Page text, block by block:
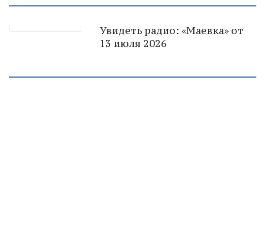
Увидеть радио: «Маевка» от
13 июля 2026